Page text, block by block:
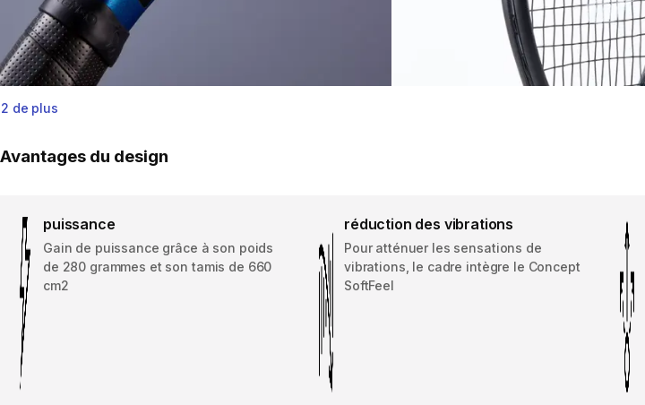
2 de plus
Avantages du design
puissance
Gain de puissance grâce à son poids
de 280 grammes et son tamis de 660
cm2
réduction des vibrations
Pour atténuer les sensations de
vibrations, le cadre intègre le Concept
SoftFeel